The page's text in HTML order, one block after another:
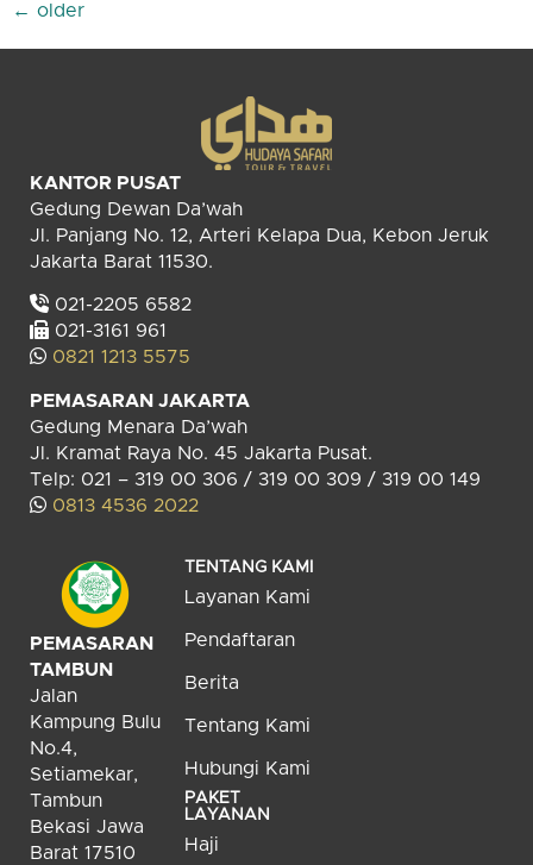
← older
KANTOR PUSAT
Gedung Dewan Da’wah
Jl. Panjang No. 12, Arteri Kelapa Dua, Kebon Jeruk
Jakarta Barat 11530.
021-2205 6582
021-3161 961
0821 1213 5575
PEMASARAN JAKARTA
Gedung Menara Da’wah
Jl. Kramat Raya No. 45 Jakarta Pusat.
Telp: 021 – 319 00 306 / 319 00 309 / 319 00 149
0813 4536 2022
PEMASARAN
TAMBUN
Jalan
Kampung Bulu
No.4,
Setiamekar,
Tambun
Bekasi Jawa
Barat 17510
TENTANG KAMI
Layanan Kami
Pendaftaran
Berita
Tentang Kami
Hubungi Kami
PAKET
LAYANAN
Haji